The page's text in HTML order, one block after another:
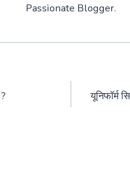
Passionate Blogger.
यूनिफॉर्म